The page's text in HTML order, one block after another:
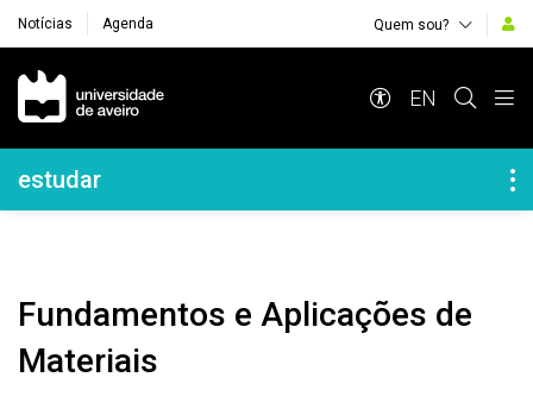
Notícias Agenda Quem sou?
Navegação Principal
EN
Navegação Lateral
estudar
Fundamentos e Aplicações de
Materiais